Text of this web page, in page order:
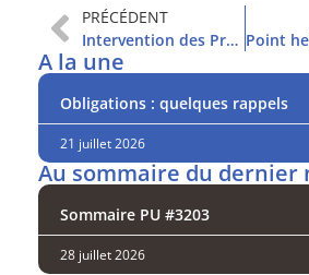
PRÉCÉDENT
Intervention des Propos Utiles dans AfterBusiness sur BFMBusiness
A la une
Obligations : quelques rappels
21 juillet 2026
Au sommaire du dernier
Sommaire PU #3203
28 juillet 2026